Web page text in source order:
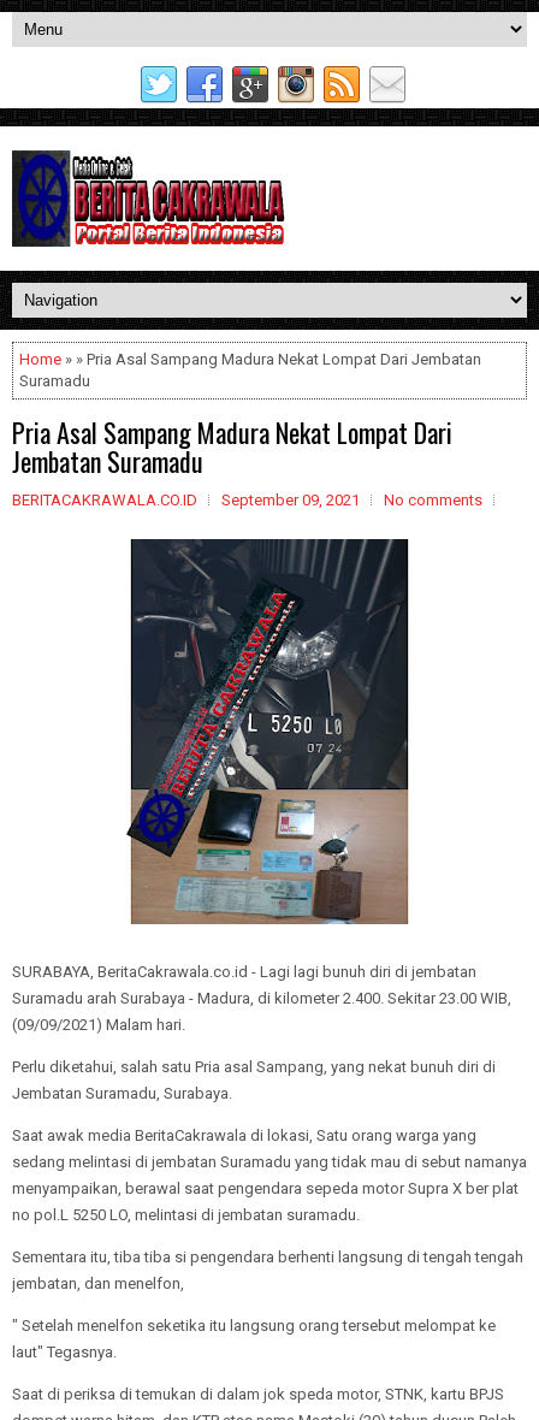
Home » » Pria Asal Sampang Madura Nekat Lompat Dari Jembatan
Suramadu
Pria Asal Sampang Madura Nekat Lompat Dari
Jembatan Suramadu
BERITACAKRAWALA.CO.ID September 09, 2021 No comments
SURABAYA, BeritaCakrawala.co.id - Lagi lagi bunuh diri di jembatan
Suramadu arah Surabaya - Madura, di kilometer 2.400. Sekitar 23.00 WIB,
(09/09/2021) Malam hari.
Perlu diketahui, salah satu Pria asal Sampang, yang nekat bunuh diri di
Jembatan Suramadu, Surabaya.
Saat awak media BeritaCakrawala di lokasi, Satu orang warga yang
sedang melintasi di jembatan Suramadu yang tidak mau di sebut namanya
menyampaikan, berawal saat pengendara sepeda motor Supra X ber plat
no pol.L 5250 LO, melintasi di jembatan suramadu.
Sementara itu, tiba tiba si pengendara berhenti langsung di tengah tengah
jembatan, dan menelfon,
" Setelah menelfon seketika itu langsung orang tersebut melompat ke
laut" Tegasnya.
Saat di periksa di temukan di dalam jok speda motor, STNK, kartu BPJS